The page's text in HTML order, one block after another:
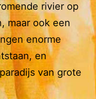
rivier op
maar ook een
enorme
en
van grote